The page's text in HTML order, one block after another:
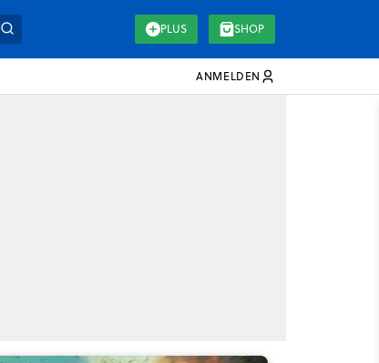
PLUS SHOP
ANMELDEN